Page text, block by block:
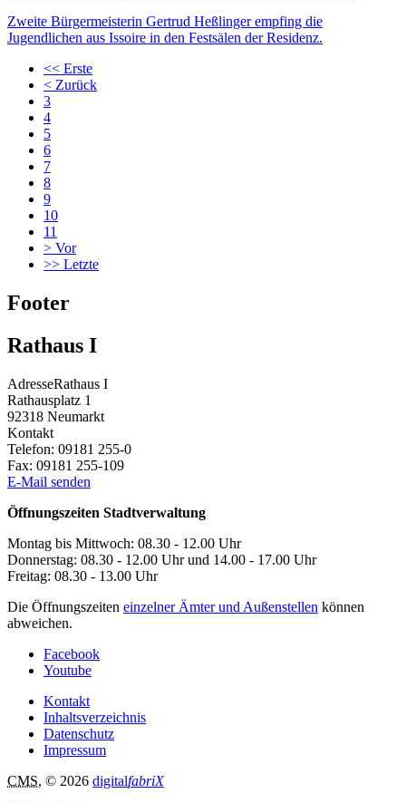
Zweite Bürgermeisterin Gertrud Heßlinger empfing die
Jugendlichen aus Issoire in den Festsälen der Residenz.
<< Erste
< Zurück
3
4
5
6
7
8
9
10
11
> Vor
>> Letzte
Footer
Rathaus I
AdresseRathaus I
Rathausplatz 1
92318 Neumarkt
Kontakt
Telefon: 09181 255-0
Fax: 09181 255-109
E-Mail senden
Öffnungszeiten Stadtverwaltung
Montag bis Mittwoch: 08.30 - 12.00 Uhr
Donnerstag: 08.30 - 12.00 Uhr und 14.00 - 17.00 Uhr
Freitag: 08.30 - 13.00 Uhr
Die Öffnungszeiten einzelner Ämter und Außenstellen können
abweichen.
Facebook
Youtube
Kontakt
Inhaltsverzeichnis
Datenschutz
Impressum
CMS, © 2026 digitalfabriX